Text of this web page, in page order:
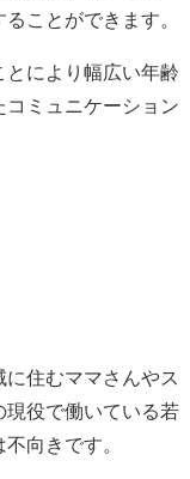
ことができます。
により幅広い年齢
ミュニケーション
住むママさんやス
役で働いている若
向きです。